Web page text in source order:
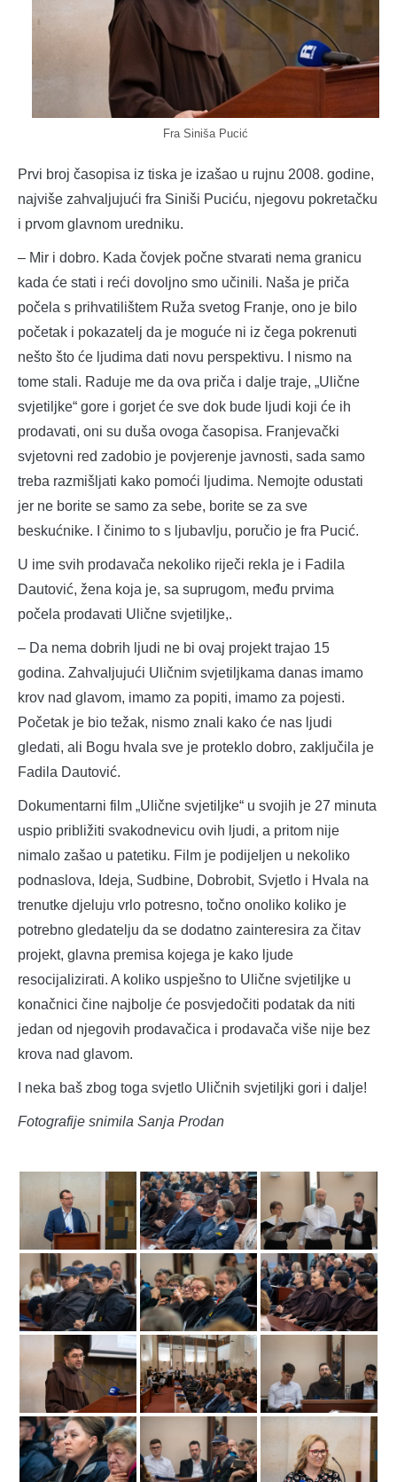
Fra Siniša Pucić
Prvi broj časopisa iz tiska je izašao u rujnu 2008. godine,
najviše zahvaljujući fra Siniši Puciću, njegovu pokretačku
i prvom glavnom uredniku.
– Mir i dobro. Kada čovjek počne stvarati nema granicu
kada će stati i reći dovoljno smo učinili. Naša je priča
počela s prihvatilištem Ruža svetog Franje, ono je bilo
početak i pokazatelj da je moguće ni iz čega pokrenuti
nešto što će ljudima dati novu perspektivu. I nismo na
tome stali. Raduje me da ova priča i dalje traje, „Ulične
svjetiljke“ gore i gorjet će sve dok bude ljudi koji će ih
prodavati, oni su duša ovoga časopisa. Franjevački
svjetovni red zadobio je povjerenje javnosti, sada samo
treba razmišljati kako pomoći ljudima. Nemojte odustati
jer ne borite se samo za sebe, borite se za sve
beskućnike. I činimo to s ljubavlju, poručio je fra Pucić.
U ime svih prodavača nekoliko riječi rekla je i Fadila
Dautović, žena koja je, sa suprugom, među prvima
počela prodavati Ulične svjetiljke,.
– Da nema dobrih ljudi ne bi ovaj projekt trajao 15
godina. Zahvaljujući Uličnim svjetiljkama danas imamo
krov nad glavom, imamo za popiti, imamo za pojesti.
Početak je bio težak, nismo znali kako će nas ljudi
gledati, ali Bogu hvala sve je proteklo dobro, zaključila je
Fadila Dautović.
Dokumentarni film „Ulične svjetiljke“ u svojih je 27 minuta
uspio približiti svakodnevicu ovih ljudi, a pritom nije
nimalo zašao u patetiku. Film je podijeljen u nekoliko
podnaslova, Ideja, Sudbine, Dobrobit, Svjetlo i Hvala na
trenutke djeluju vrlo potresno, točno onoliko koliko je
potrebno gledatelju da se dodatno zainteresira za čitav
projekt, glavna premisa kojega je kako ljude
resocijalizirati. A koliko uspješno to Ulične svjetiljke u
konačnici čine najbolje će posvjedočiti podatak da niti
jedan od njegovih prodavačica i prodavača više nije bez
krova nad glavom.
I neka baš zbog toga svjetlo Uličnih svjetiljki gori i dalje!
Fotografije snimila Sanja Prodan